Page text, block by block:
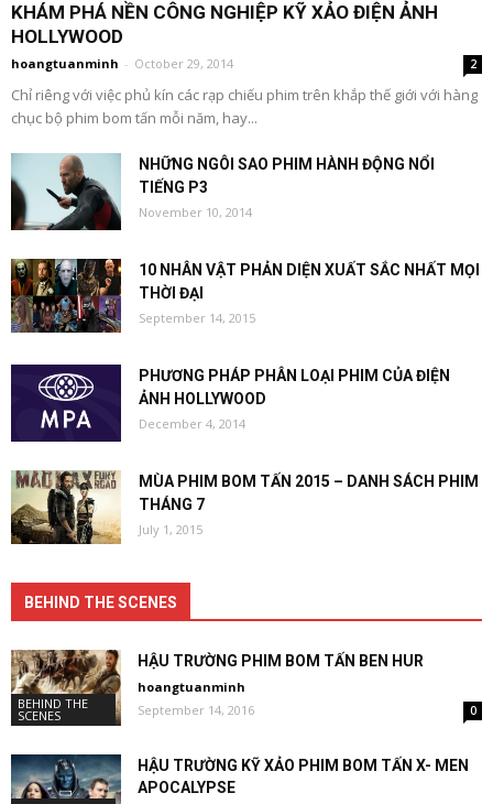
KHÁM PHÁ NỀN CÔNG NGHIỆP KỸ XẢO ĐIỆN ẢNH
HOLLYWOOD
hoangtuanminh - October 29, 2014 2
Chỉ riêng với việc phủ kín các rạp chiếu phim trên khắp thế giới với hàng
chục bộ phim bom tấn mỗi năm, hay...
NHỮNG NGÔI SAO PHIM HÀNH ĐỘNG NỔI
TIẾNG P3
November 10, 2014
10 NHÂN VẬT PHẢN DIỆN XUẤT SẮC NHẤT MỌI
THỜI ĐẠI
September 14, 2015
PHƯƠNG PHÁP PHÂN LOẠI PHIM CỦA ĐIỆN
ẢNH HOLLYWOOD
December 4, 2014
MÙA PHIM BOM TẤN 2015 – DANH SÁCH PHIM
THÁNG 7
July 1, 2015
BEHIND THE SCENES
BEHIND THE
SCENES
HẬU TRƯỜNG PHIM BOM TẤN BEN HUR
hoangtuanminh
September 14, 2016
0
HẬU TRƯỜNG KỸ XẢO PHIM BOM TẤN X- MEN
APOCALYPSE